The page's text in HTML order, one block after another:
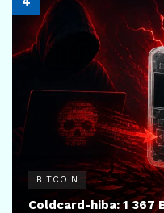
BITCOIN
Coldcard-hiba: 1 367